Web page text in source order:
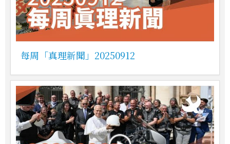
每周「真理新聞」20250912